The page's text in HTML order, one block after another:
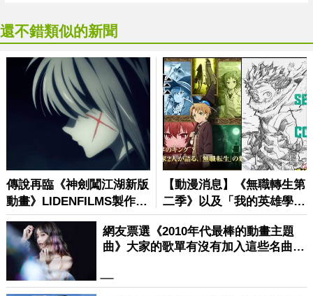
還不錯類似的新聞